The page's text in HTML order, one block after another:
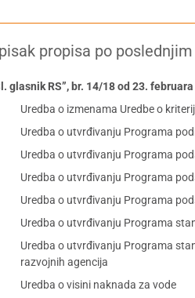
propisa po
glasnik RS”, br. 14/18 od 23.
Uredba o izmenama Uredbe o
Uredba o utvrđivanju Programa
Uredba o utvrđivanju Programa
Uredba o utvrđivanju Programa
Uredba o utvrđivanju Programa
Uredba o utvrđivanju Programa
Uredba o utvrđivanju Programa
razvojnih agencija
Uredba o visini naknada za vode